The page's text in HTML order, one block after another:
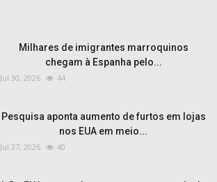
Milhares de imigrantes marroquinos
chegam à Espanha pelo...
Jul 30, 2026 44
Pesquisa aponta aumento de furtos em lojas
nos EUA em meio...
Jul 27, 2026 40